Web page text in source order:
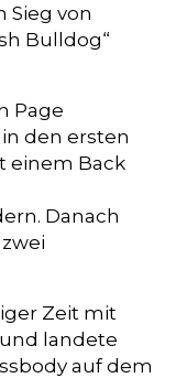
Sieg von
Bulldog“
Page
den ersten
einem Back
Danach
Zeit mit
landete
auf dem